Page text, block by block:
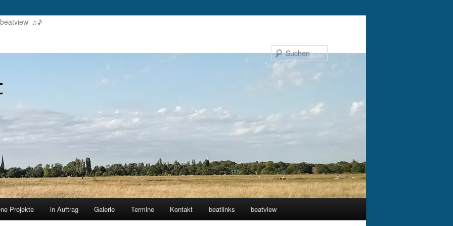
♫♪
Suchen
Projekte in Auftrag Galerie Termine Kontakt beatlinks beatview